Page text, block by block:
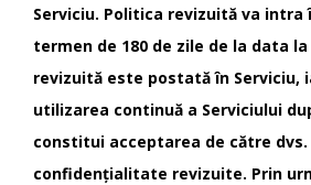
Serviciu. Politica revizuită va intra
termen de 180 de zile de la data
revizuită este postată în Serviciu,
utilizarea continuă a Serviciului
constitui acceptarea de către
confidențialitate revizuite. Prin